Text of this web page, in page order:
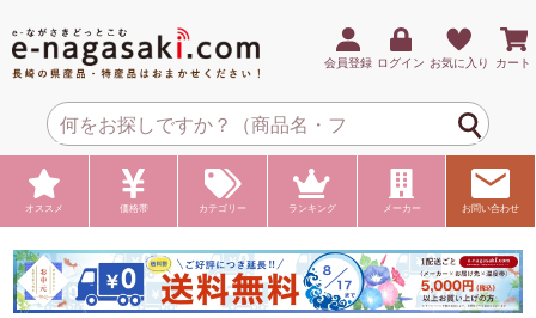
会員登録 ログイン お気に入り カート
オススメ 価格帯 カテゴリー ランキング メーカー お問い合わせ